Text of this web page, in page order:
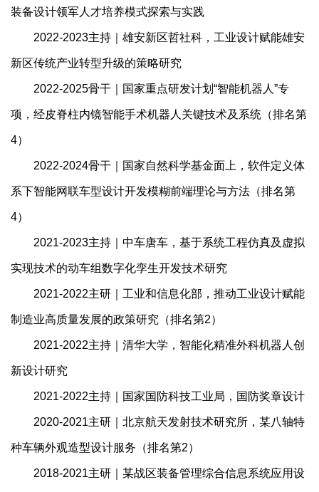
装备设计领军人才培养模式探索与实践
2022-2023主持｜雄安新区哲社科，工业设计赋能雄安
新区传统产业转型升级的策略研究
2022-2025骨干｜国家重点研发计划“智能机器人”专
项，经皮脊柱内镜智能手术机器人关键技术及系统（排名第
4）
2022-2024骨干｜国家自然科学基金面上，软件定义体
系下智能网联车型设计开发模糊前端理论与方法（排名第
4）
2021-2023主持｜中车唐车，基于系统工程仿真及虚拟
实现技术的动车组数字化孪生开发技术研究
2021-2022主研｜工业和信息化部，推动工业设计赋能
制造业高质量发展的政策研究（排名第2）
2021-2022主持｜清华大学，智能化精准外科机器人创
新设计研究
2021-2022主持｜国家国防科技工业局，国防奖章设计
2020-2021主研｜北京航天发射技术研究所，某八轴特
种车辆外观造型设计服务（排名第2）
2018-2021主研｜某战区装备管理综合信息系统应用设